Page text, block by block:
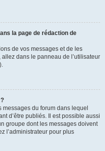
la page de rédaction de
de vos messages et de les
dans le panneau de l’utilisateur
).
messages du forum dans lequel
d’être publiés. Il est possible aussi
groupe dont les messages doivent
l’administrateur pour plus